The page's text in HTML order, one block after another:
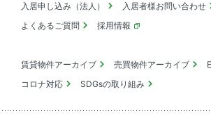
入居申し込み（法人）
入居者様お問い合わせ
よくあるご質問
採用情報
賃貸物件アーカイブ 売買物件アーカイブ
コロナ対応
SDGsの取り組み